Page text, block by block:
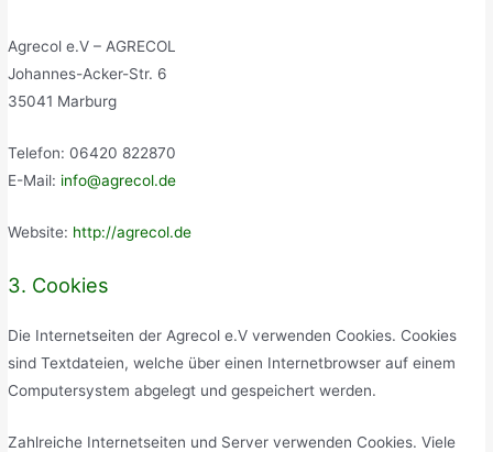
Agrecol e.V – AGRECOL
Johannes-Acker-Str. 6
35041 Marburg
Telefon: 06420 822870
E-Mail: info@agrecol.de
Website: http://agrecol.de
3. Cookies
Die Internetseiten der Agrecol e.V verwenden Cookies. Cookies
sind Textdateien, welche über einen Internetbrowser auf einem
Computersystem abgelegt und gespeichert werden.
Zahlreiche Internetseiten und Server verwenden Cookies. Viele